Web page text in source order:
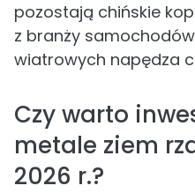
pozostają chińskie
z branży
wiatrowych napędza
Czy warto
metale ziem
2026 r.?